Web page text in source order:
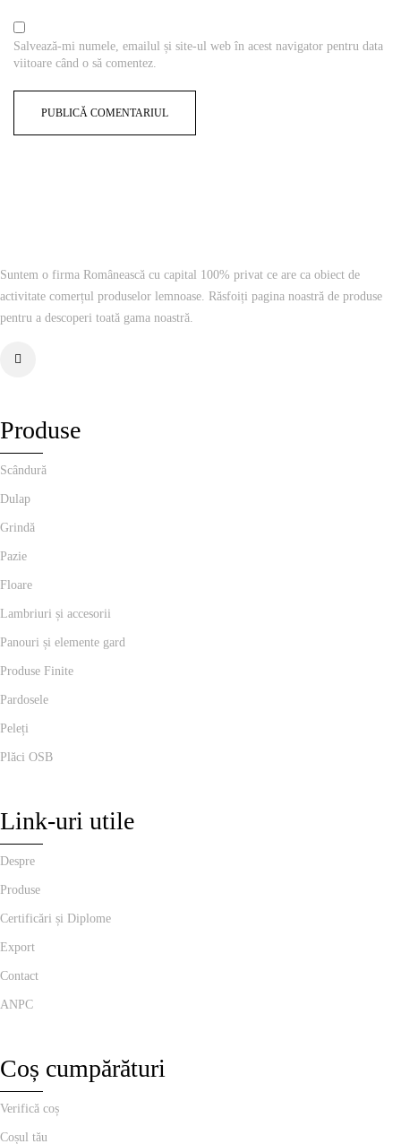
Salvează-mi numele, emailul și site-ul web în acest navigator pentru data
viitoare când o să comentez.
Suntem o firma Românească cu capital 100% privat ce are ca obiect de
activitate comerțul produselor lemnoase. Răsfoiți pagina noastră de produse
pentru a descoperi toată gama noastră.
Produse
Scândură
Dulap
Grindă
Pazie
Floare
Lambriuri și accesorii
Panouri și elemente gard
Produse Finite
Pardosele
Peleți
Plăci OSB
Link-uri utile
Despre
Produse
Certificări și Diplome
Export
Contact
ANPC
Coș cumpărături
Verifică coș
Coșul tău